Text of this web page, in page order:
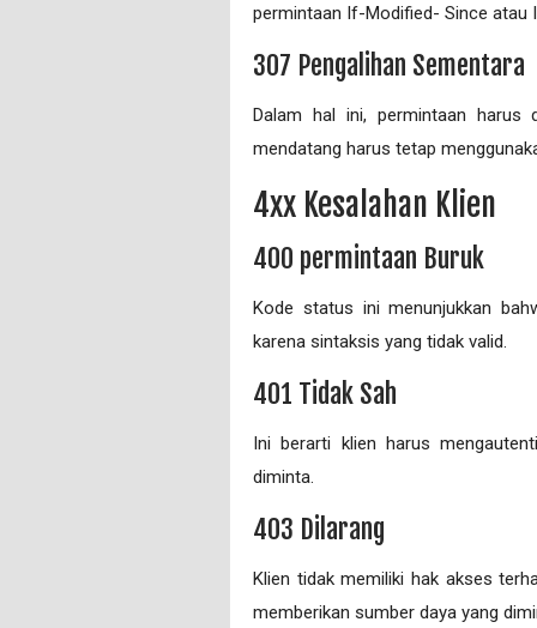
permintaan If-Modified- Since atau
307 Pengalihan Sementara
Dalam hal ini, permintaan harus
mendatang harus tetap
4xx Kesalahan Klien
400 permintaan Buruk
Kode status ini menunjukkan
karena sintaksis yang tidak valid.
401 Tidak Sah
Ini berarti klien harus
diminta.
403 Dilarang
Klien tidak memiliki hak akses
memberikan sumber daya yang